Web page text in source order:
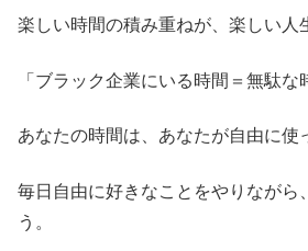
楽しい時間の積み重ねが、楽しい人
「ブラック企業にいる時間＝無駄な
あなたの時間は、あなたが自由に使
毎日自由に好きなことをやりながら
う。